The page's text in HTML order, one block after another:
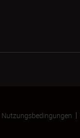
Nutzungsbedingungen